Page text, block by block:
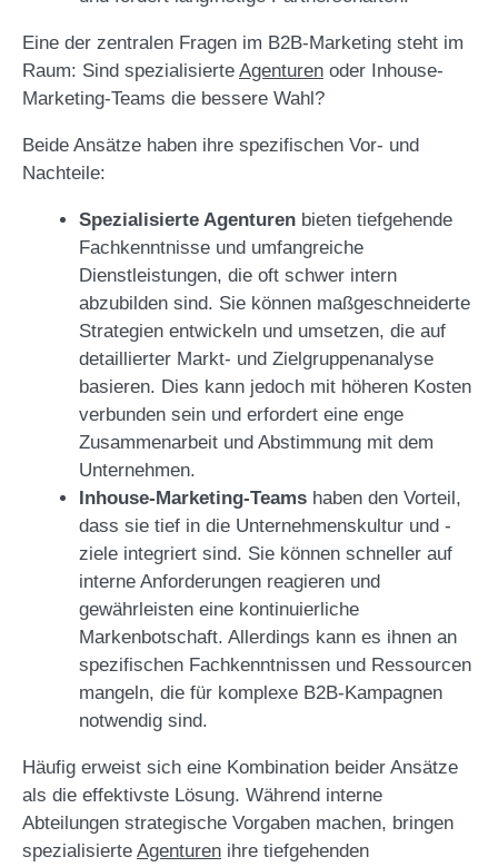
Eine der zentralen Fragen im B2B-Marketing steht im
Raum: Sind spezialisierte Agenturen oder Inhouse-
Marketing-Teams die bessere Wahl?
Beide Ansätze haben ihre spezifischen Vor- und
Nachteile:
Spezialisierte Agenturen bieten tiefgehende
Fachkenntnisse und umfangreiche
Dienstleistungen, die oft schwer intern
abzubilden sind. Sie können maßgeschneiderte
Strategien entwickeln und umsetzen, die auf
detaillierter Markt- und Zielgruppenanalyse
basieren. Dies kann jedoch mit höheren Kosten
verbunden sein und erfordert eine enge
Zusammenarbeit und Abstimmung mit dem
Unternehmen.
Inhouse-Marketing-Teams haben den Vorteil,
dass sie tief in die Unternehmenskultur und -
ziele integriert sind. Sie können schneller auf
interne Anforderungen reagieren und
gewährleisten eine kontinuierliche
Markenbotschaft. Allerdings kann es ihnen an
spezifischen Fachkenntnissen und Ressourcen
mangeln, die für komplexe B2B-Kampagnen
notwendig sind.
Häufig erweist sich eine Kombination beider Ansätze
als die effektivste Lösung. Während interne
Abteilungen strategische Vorgaben machen, bringen
spezialisierte Agenturen ihre tiefgehenden